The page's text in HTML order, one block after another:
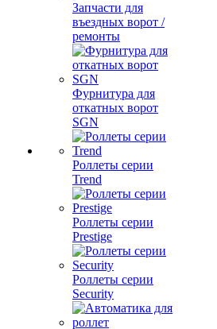
Запчасти для
въездных ворот /
ремонты
Фурнитура для
откатных ворот
SGN
Роллеты серии
Trend
Роллеты серии
Prestige
Роллеты серии
Security